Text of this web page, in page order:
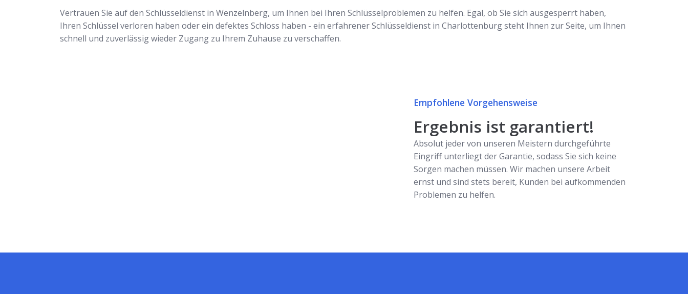
Vertrauen Sie auf den Schlüsseldienst in Wenzelnberg, um Ihnen bei Ihren Schlüsselproblemen zu helfen. Egal, ob Sie sich ausgesperrt haben,
Ihren Schlüssel verloren haben oder ein defektes Schloss haben - ein erfahrener Schlüsseldienst in Charlottenburg steht Ihnen zur Seite, um Ihnen
schnell und zuverlässig wieder Zugang zu Ihrem Zuhause zu verschaffen.
Empfohlene Vorgehensweise
Ergebnis ist garantiert!
Absolut jeder von unseren Meistern durchgeführte
Eingriff unterliegt der Garantie, sodass Sie sich keine
Sorgen machen müssen. Wir machen unsere Arbeit
ernst und sind stets bereit, Kunden bei aufkommenden
Problemen zu helfen.